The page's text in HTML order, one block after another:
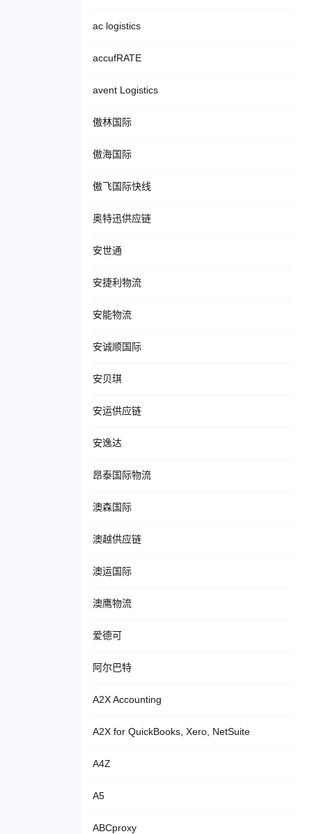
ac logistics
accufRATE
avent Logistics
傲林国际
傲海国际
傲飞国际快线
奥特迅供应链
安世通
安捷利物流
安能物流
安诚顺国际
安贝琪
安运供应链
安逸达
昂泰国际物流
澳森国际
澳越供应链
澳运国际
澳鹰物流
爱德可
阿尔巴特
A2X Accounting
A2X for QuickBooks, Xero, NetSuite
A4Z
A5
ABCproxy